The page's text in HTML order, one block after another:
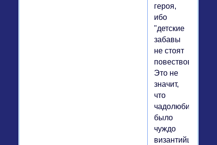
героя,
ибо
"детские
забавы
не стоят
повествования".
Это не
значит,
что
чадолюбие
было
чуждо
византийцам.